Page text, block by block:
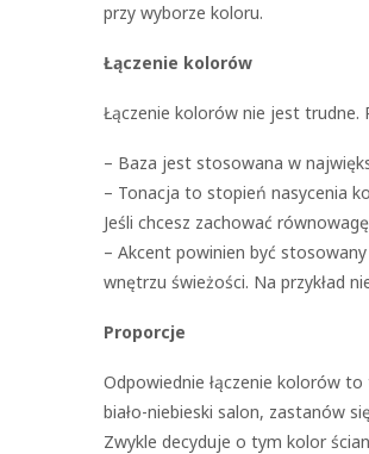
przy wyborze koloru.
Łączenie kolorów
Łączenie kolorów nie jest trudne.
– Baza jest stosowana w
– Tonacja to stopień nasycenia
Jeśli chcesz zachować
– Akcent powinien być
wnętrzu świeżości. Na przykład
Proporcje
Odpowiednie łączenie kolorów
biało-niebieski salon, zastanów
Zwykle decyduje o tym kolor